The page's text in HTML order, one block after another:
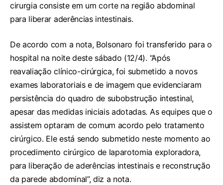
cirurgia consiste em um corte na região abdominal
para liberar aderências intestinais.
De acordo com a nota, Bolsonaro foi transferido para o
hospital na noite deste sábado (12/4). “Após
reavaliação clínico-cirúrgica, foi submetido a novos
exames laboratoriais e de imagem que evidenciaram
persistência do quadro de subobstrução intestinal,
apesar das medidas iniciais adotadas. As equipes que o
assistem optaram de comum acordo pelo tratamento
cirúrgico. Ele está sendo submetido neste momento ao
procedimento cirúrgico de laparotomia exploradora,
para liberação de aderências intestinais e reconstrução
da parede abdominal”, diz a nota.